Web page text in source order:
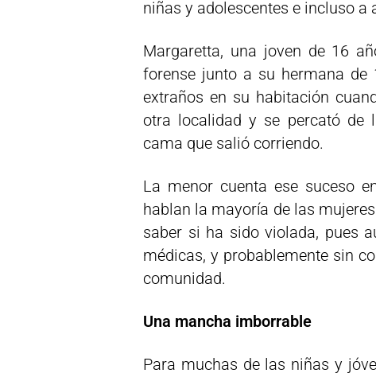
niñas y adolescentes e incluso a
Margaretta, una joven de 16
forense junto a su hermana de
extraños en su habitación
otra localidad y se percató de
cama que salió corriendo.
La menor cuenta ese suceso
hablan la mayoría de las
saber si ha sido violada, pues
médicas, y probablemente sin
comunidad.
Una mancha imborrable
Para muchas de las niñas y